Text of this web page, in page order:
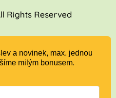
Rights Reserved
a novinek, max. jednou
milým bonusem.